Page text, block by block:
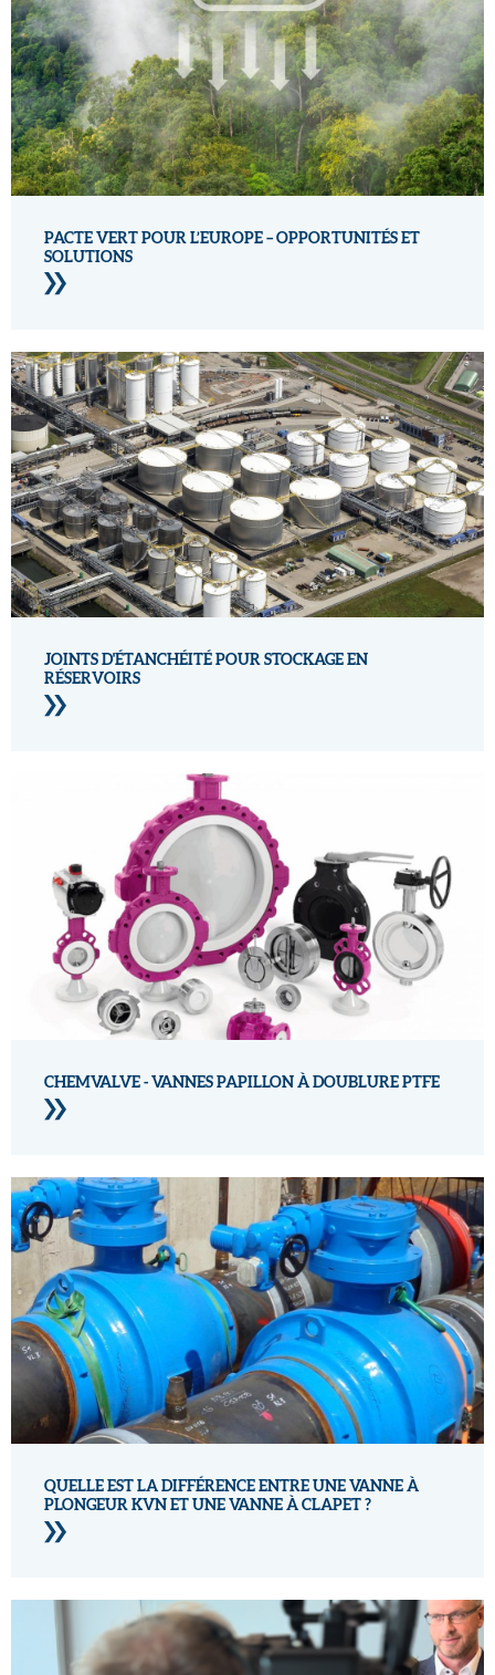
PACTE VERT POUR L’EUROPE – OPPORTUNITÉS ET
SOLUTIONS
JOINTS D'ÉTANCHÉITÉ POUR STOCKAGE EN
RÉSERVOIRS
CHEMVALVE - VANNES PAPILLON À DOUBLURE PTFE
QUELLE EST LA DIFFÉRENCE ENTRE UNE VANNE À
PLONGEUR KVN ET UNE VANNE À CLAPET ?